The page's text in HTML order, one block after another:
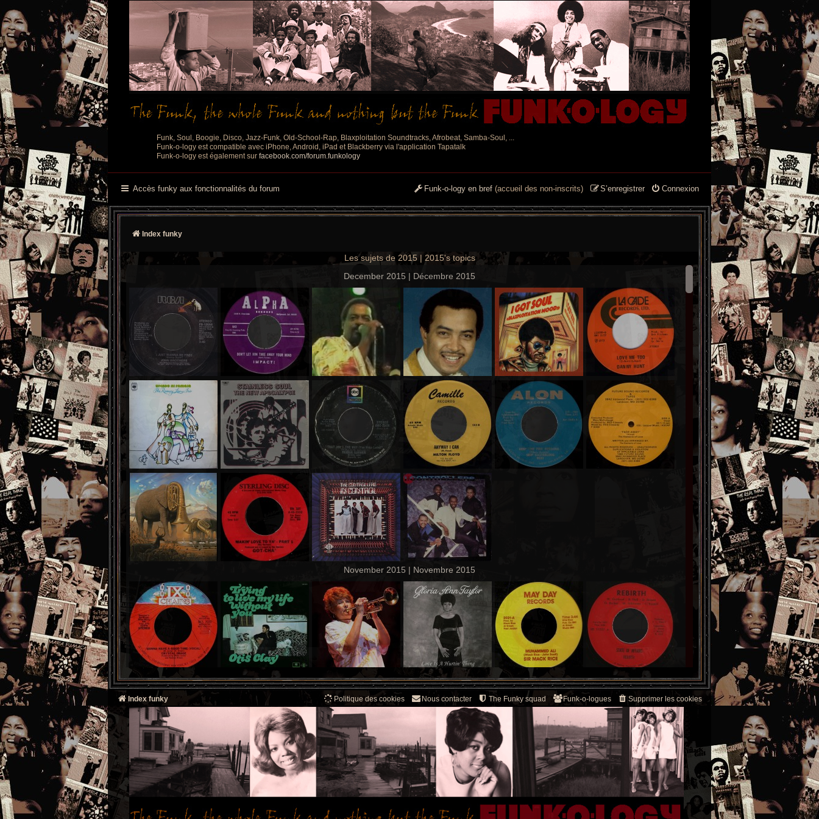
Funk, Soul, Boogie, Disco, Jazz-Funk, Old-School-Rap, Blaxploitation Soundtracks, Afrobeat, Samba-Soul, ...
Funk-o-logy est compatible avec iPhone, Android, iPad et Blackberry via l'application Tapatalk
Funk-o-logy est également sur facebook.com/forum.funkology
Accès funky aux fonctionnalités du forum Connexion
S’enregistrer
Funk-o-logy en bref (accueil des non-inscrits)
Index funky
Les sujets de 2015 | 2015's topics
December 2015 | Décembre 2015
November 2015 | Novembre 2015
Index funky Supprimer les cookies
Funk-o-logues
The Funky squad
Nous contacter
Politique des cookies